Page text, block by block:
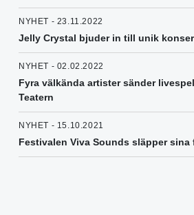
NYHET - 23.11.2022
Jelly Crystal bjuder in till unik
NYHET - 02.02.2022
Fyra välkända artister sänder
Teatern
NYHET - 15.10.2021
Festivalen Viva Sounds släpper sina